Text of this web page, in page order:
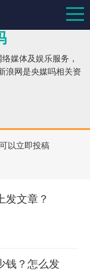
媒体及娱乐服务，
浪网是央媒吗相关资
以立即投稿
发文章？
钱？怎么发